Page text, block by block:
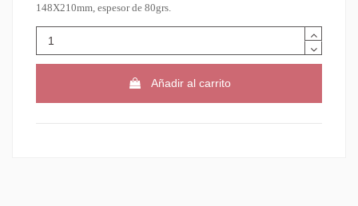
148X210mm, espesor de 80grs.
Añadir al carrito